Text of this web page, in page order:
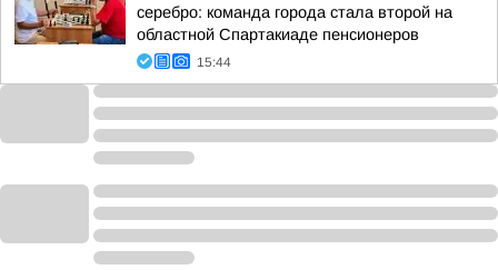
серебро: команда города стала второй на
областной Спартакиаде пенсионеров
15:44